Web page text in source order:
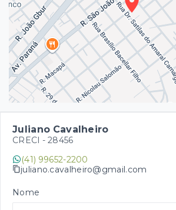
Juliano Cavalheiro
CRECI - 28456
(41) 99652-2200
juliano.cavalheiro@gmail.com
Nome